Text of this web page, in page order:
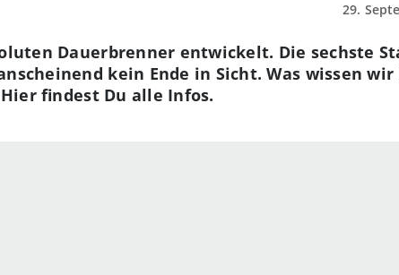
29.
Dauerbrenner entwickelt. Die sechste
kein Ende in Sicht. Was wissen
findest Du alle Infos.